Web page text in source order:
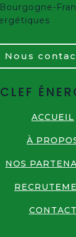
Nous
CLEF
ACCUEIL
À
NOS
CONTACT